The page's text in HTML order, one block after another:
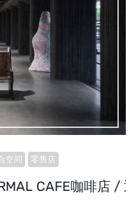
空间 零售店
CAFE咖啡店 /